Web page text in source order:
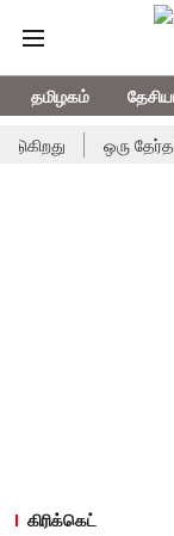
தமிழகம்
ஒரு
கிரிக்கெட்